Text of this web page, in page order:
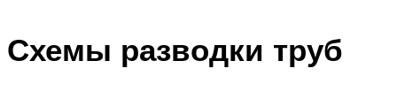
Схемы разводки труб